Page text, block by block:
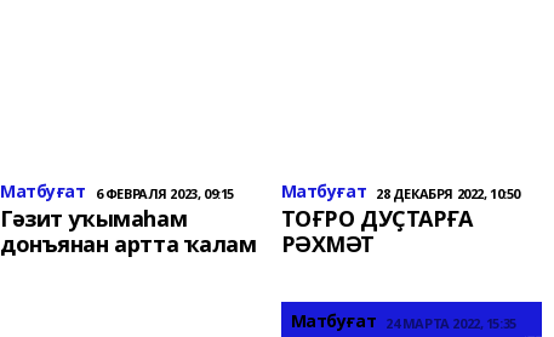
Матбуғат 6 ФЕВРАЛЯ 2023, 09:15
Гәзит уҡымаһам
донъянан артта ҡалам
Матбуғат 28 ДЕКАБРЯ 2022, 10:50
ТОҒРО ДУҪТАРҒА
РӘХМӘТ
Матбуғат 24 МАРТА 2022, 15:35